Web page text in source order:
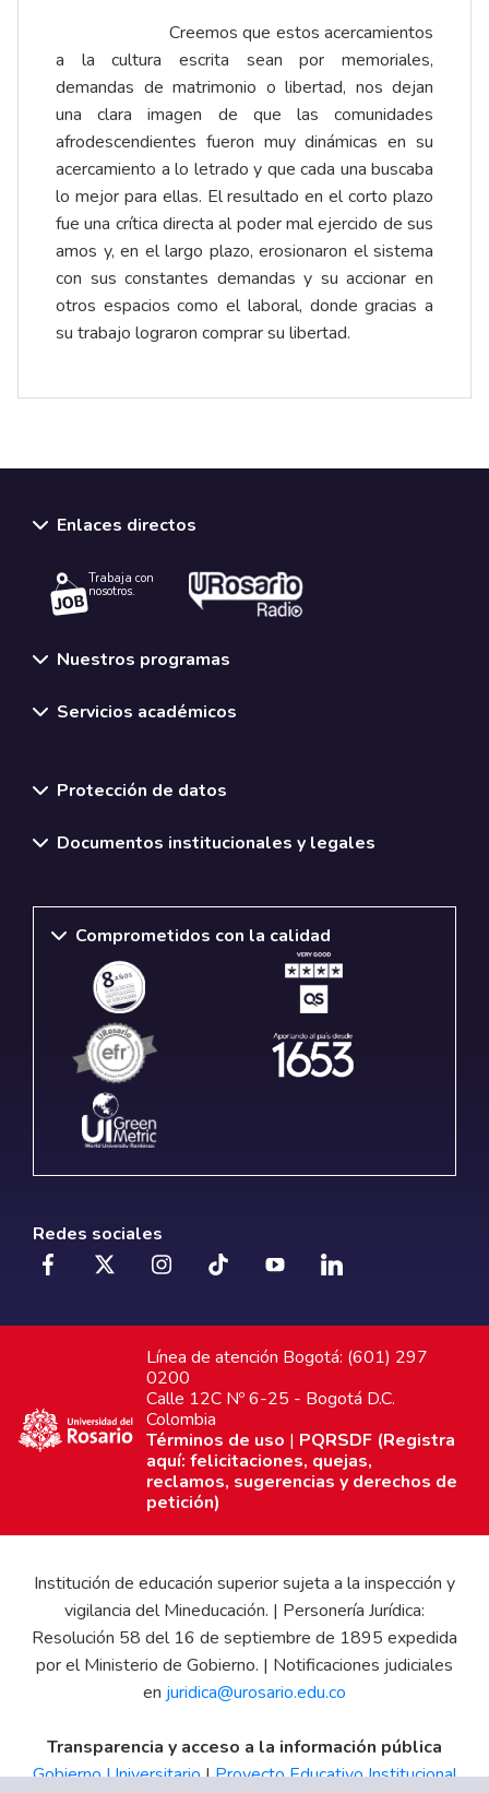
Creemos que estos acercamientos
a la cultura escrita sean por memoriales,
demandas de matrimonio o libertad, nos dejan
una clara imagen de que las comunidades
afrodescendientes fueron muy dinámicas en su
acercamiento a lo letrado y que cada una buscaba
lo mejor para ellas. El resultado en el corto plazo
fue una crítica directa al poder mal ejercido de sus
amos y, en el largo plazo, erosionaron el sistema
con sus constantes demandas y su accionar en
otros espacios como el laboral, donde gracias a
su trabajo lograron comprar su libertad.
Enlaces directos
Trabaja con
nosotros.
Nuestros programas
Servicios académicos
Protección de datos
Documentos institucionales y legales
Comprometidos con la calidad
Redes sociales
Línea de atención Bogotá: (601) 297
0200
Calle 12C Nº 6-25 - Bogotá D.C.
Colombia
Términos de uso | PQRSDF (Registra
aquí: felicitaciones, quejas,
reclamos, sugerencias y derechos de
petición)
Institución de educación superior sujeta a la inspección y
vigilancia del Mineducación. | Personería Jurídica:
Resolución 58 del 16 de septiembre de 1895 expedida
por el Ministerio de Gobierno. | Notificaciones judiciales
en juridica@urosario.edu.co
Transparencia y acceso a la información pública
Gobierno Universitario|Proyecto Educativo Institucional